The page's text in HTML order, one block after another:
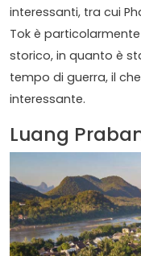
interessanti, tra cui
Tok è
storico, in quanto è
tempo di guerra, il
interessante.
Luang